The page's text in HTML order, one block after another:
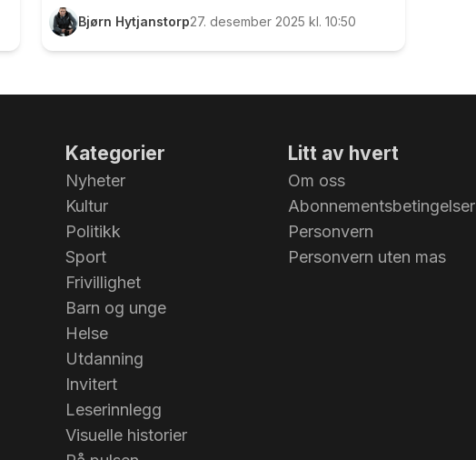
Bjørn Hytjanstorp27. desember 2025 kl. 10:50
Kategorier
Nyheter
Kultur
Politikk
Sport
Frivillighet
Barn og unge
Helse
Utdanning
Invitert
Leserinnlegg
Visuelle historier
Litt av hvert
Om oss
Abonnementsbetingelser
Personvern
Personvern uten mas